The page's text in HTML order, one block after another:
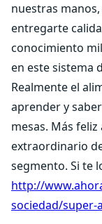
nuestras
entregarte
conocimiento
en este sistema
Realmente el
aprender y
mesas. Más
extraordinario
segmento. Si te
http://
sociedad/super-